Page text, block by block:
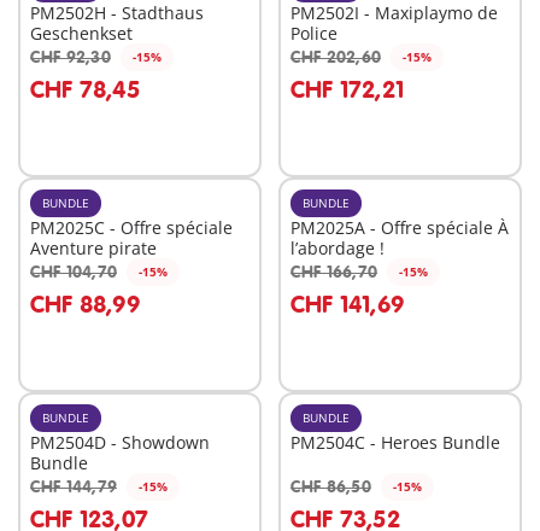
PM2502H - Stadthaus
Geschenkset
CHF 92,30 -15%
CHF 78,45
Au panier
PM2502I - Maxiplaymo de
Police
CHF 202,60 -15%
CHF 172,21
Au panier
BUNDLE
PM2025C - Offre spéciale
Aventure pirate
CHF 104,70 -15%
CHF 88,99
Au panier
BUNDLE
PM2025A - Offre spéciale À
l’abordage !
CHF 166,70 -15%
CHF 141,69
Au panier
BUNDLE
PM2504D - Showdown
Bundle
CHF 144,79 -15%
CHF 123,07
Au panier
BUNDLE
PM2504C - Heroes Bundle
CHF 86,50 -15%
CHF 73,52
Au panier